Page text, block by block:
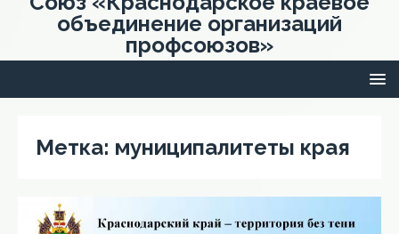
объединение организаций
профсоюзов»
Метка: муниципалитеты края